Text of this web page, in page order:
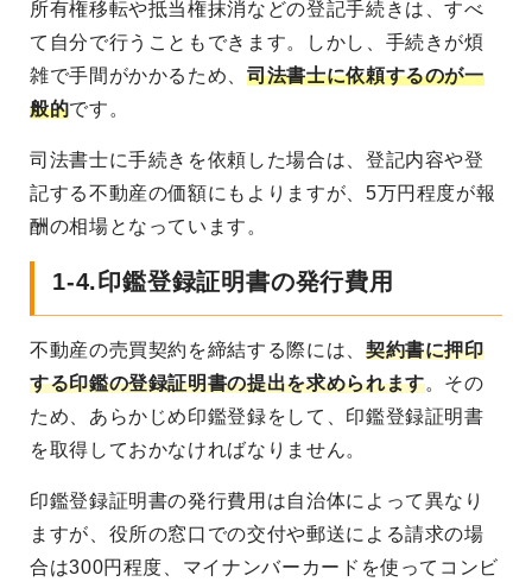
所有権移転や抵当権抹消などの登記手続きは、すべ
て自分で行うこともできます。しかし、手続きが煩
雑で手間がかかるため、司法書士に依頼するのが一
般的です。
司法書士に手続きを依頼した場合は、登記内容や登
記する不動産の価額にもよりますが、5万円程度が報
酬の相場となっています。
1-4.印鑑登録証明書の発行費用
不動産の売買契約を締結する際には、 契約書に押印
する印鑑の登録証明書の提出を求められます。その
ため、あらかじめ印鑑登録をして、印鑑登録証明書
を取得しておかなければなりません。
印鑑登録証明書の発行費用は自治体によって異なり
ますが、役所の窓口での交付や郵送による請求の場
合は300円程度、マイナンバーカードを使ってコンビ